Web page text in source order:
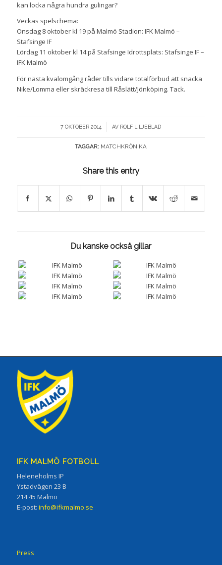
kan locka några hundra gulingar?
Veckas spelschema:
Onsdag 8 oktober kl 19 på Malmö Stadion: IFK Malmö –
Stafsinge IF
Lördag 11 oktober kl 14 på Stafsinge Idrottsplats: Stafsinge IF –
IFK Malmö
För nästa kvalomgång råder tills vidare totalförbud att snacka
Nike/Lomma eller skräckresa till Råslätt/Jönköping. Tack.
7 OKTOBER 2014
/ AV ROLF LILJEBLAD
TAGGAR: MATCHKRÖNIKA
Share this entry
Du kanske också gillar
IFK MALMÖ FOTBOLL
Heleneholms IP
Ystadvägen 23 B
214 45 Malmö
E-post: info@ifkmalmo.se
Press